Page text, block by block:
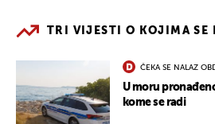
TRI VIJESTI O KOJIMA SE
ČEKA SE NALAZ
U moru
kome se radi